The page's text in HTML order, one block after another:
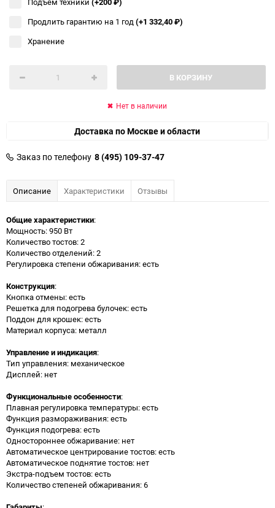
Продлить гарантию на 1 год(+1 332,40₽)
Хранение
В КОРЗИНУ
Нет в наличии
Доставка по Москве и области
Заказ по телефону 8 (495) 109-37-47
Описание Характеристики Отзывы
Общие характеристики:
Мощность: 950 Вт
Количество тостов: 2
Количество отделений: 2
Регулировка степени обжаривания: есть
Конструкция:
Кнопка отмены: есть
Решетка для подогрева булочек: есть
Поддон для крошек: есть
Материал корпуса: металл
Управление и индикация:
Тип управления: механическое
Дисплей: нет
Функциональные особенности:
Плавная регулировка температуры: есть
Функция размораживания: есть
Функция подогрева: есть
Одностороннее обжаривание: нет
Автоматическое центрирование тостов: есть
Автоматическое поднятие тостов: нет
Экстра-подъем тостов: есть
Количество степеней обжаривания: 6